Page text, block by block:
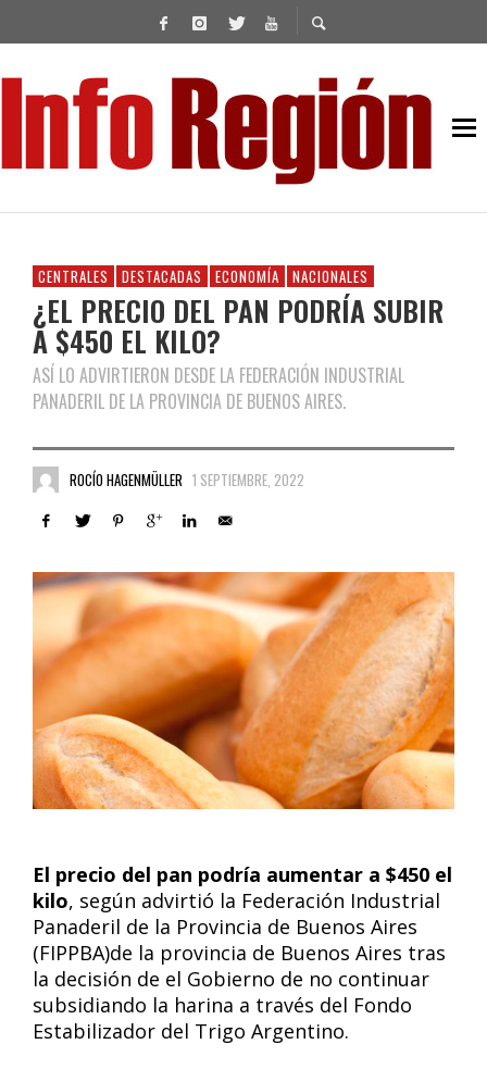
CENTRALES DESTACADAS ECONOMÍA NACIONALES
¿EL PRECIO DEL PAN PODRÍA SUBIR
A $450 EL KILO?
ASÍ LO ADVIRTIERON DESDE LA FEDERACIÓN INDUSTRIAL
PANADERIL DE LA PROVINCIA DE BUENOS AIRES.
ROCÍO HAGENMÜLLER 1 SEPTIEMBRE, 2022
El precio del pan podría aumentar a $450 el
kilo, según advirtió la Federación Industrial
Panaderil de la Provincia de Buenos Aires
(FIPPBA)de la provincia de Buenos Aires tras
la decisión de el Gobierno de no continuar
subsidiando la harina a través del Fondo
Estabilizador del Trigo Argentino.